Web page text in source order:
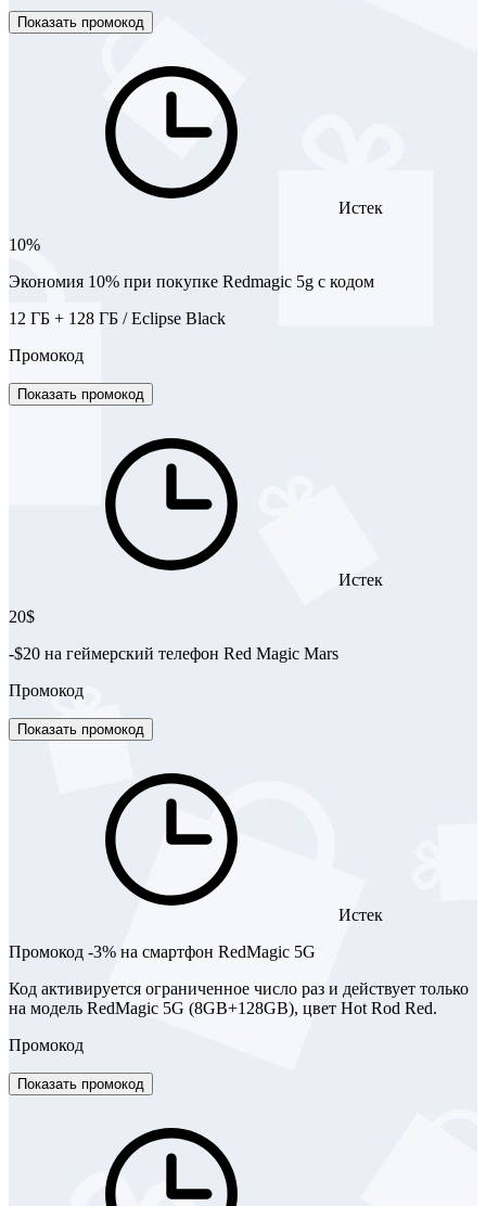
Показать промокод
Истек
10%
Экономия 10% при покупке Redmagic 5g с кодом
12 ГБ + 128 ГБ / Eclipse Black
Промокод
Показать промокод
Истек
20$
-$20 на геймерский телефон Red Magic Mars
Промокод
Показать промокод
Истек
Промокод -3% на смартфон RedMagic 5G
Код активируется ограниченное число раз и действует только
на модель RedMagic 5G (8GB+128GB), цвет Hot Rod Red.
Промокод
Показать промокод